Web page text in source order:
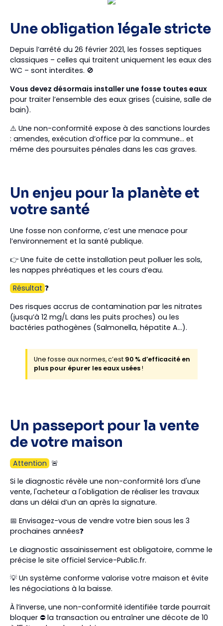
Une obligation légale stricte
Depuis l’arrêté du 26 février 2021, les fosses septiques
classiques – celles qui traitent uniquement les eaux des
WC – sont interdites. 🚫
Vous devez désormais installer une fosse toutes eaux
pour traiter l’ensemble des eaux grises (cuisine, salle de
bain).
⚠️ Une non-conformité expose à des sanctions lourdes
: amendes, exécution d’office par la commune… et
même des poursuites pénales dans les cas graves.
Un enjeu pour la planète et
votre santé
Une fosse non conforme, c’est une menace pour
l’environnement et la santé publique.
👉 Une fuite de cette installation peut polluer les sols,
les nappes phréatiques et les cours d’eau.
Résultat ❓
Des risques accrus de contamination par les nitrates
(jusqu’à 12 mg/L dans les puits proches) ou les
bactéries pathogènes (Salmonella, hépatite A…).
Une fosse aux normes, c’est 90 % d’efficacité en
plus pour épurer les eaux usées!
Un passeport pour la vente
de votre maison
Attention 🚨
Si le diagnostic révèle une non-conformité lors d'une
vente, l'acheteur a l'obligation de réaliser les travaux
dans un délai d’un an après la signature.
📅 Envisagez-vous de vendre votre bien sous les 3
prochaines années❓
Le diagnostic assainissement est obligatoire, comme le
précise le site officiel Service-Public.fr.
💡 Un système conforme valorise votre maison et évite
les négociations à la baisse.
À l’inverse, une non-conformité identifiée tarde pourrait
bloquer ⛔ la transaction ou entraîner une décote de 10